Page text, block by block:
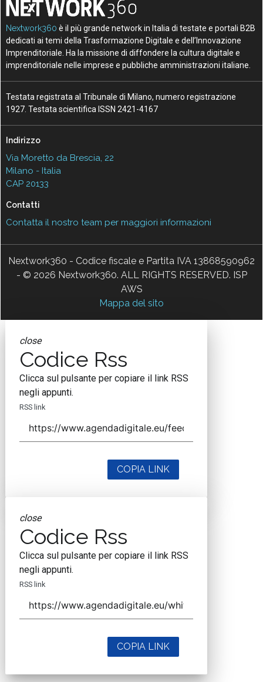
Nextwork360 è il più grande network in Italia di testate e portali B2B
dedicati ai temi della Trasformazione Digitale e dell’Innovazione
Imprenditoriale. Ha la missione di diffondere la cultura digitale e
imprenditoriale nelle imprese e pubbliche amministrazioni italiane.
Testata registrata al Tribunale di Milano, numero registrazione
1927. Testata scientifica ISSN 2421-4167
Indirizzo
Via Moretto da Brescia, 22
Milano - Italia
CAP 20133
Contatti
Contatta il nostro team per maggiori informazioni
Nextwork360 - Codice fiscale e Partita IVA 13868590962
- © 2026 Nextwork360. ALL RIGHTS RESERVED. ISP
AWS
Mappa del sito
close
Codice Rss
Clicca sul pulsante per copiare il link RSS
negli appunti.
RSS link
COPIA LINK
close
Codice Rss
Clicca sul pulsante per copiare il link RSS
negli appunti.
RSS link
COPIA LINK